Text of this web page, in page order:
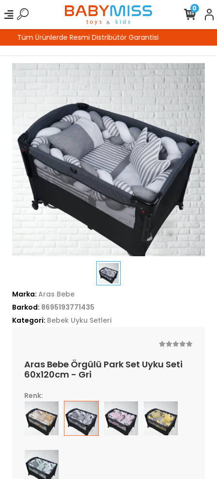
%100 Güvenli Alışveriş
0
Marka: Aras Bebe
Barkod: 8695193771435
Kategori: Bebek Uyku Setleri
Aras Bebe Örgülü Park Set Uyku Seti
60x120cm - Gri
Renk: